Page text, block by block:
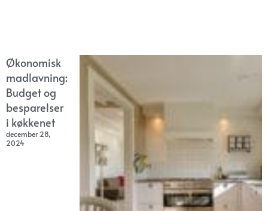
Økonomisk
madlavning:
Budget og
besparelser
i køkkenet
december 28,
2024